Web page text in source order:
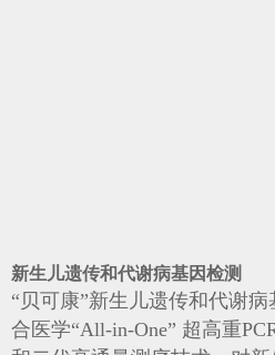
新生儿遗传和代谢病基因检测
“贝可康”新生儿遗传和代谢
合医学“All-in-One” 超高重